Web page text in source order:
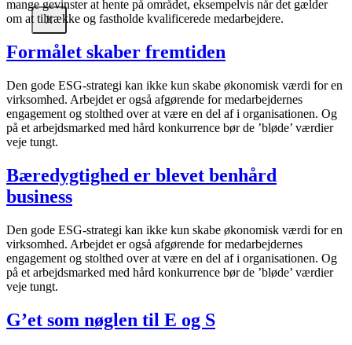
X
mange gevinster at hente på området, eksempelvis når det gælder
om at tiltrække og fastholde kvalificerede medarbejdere.
Formålet skaber fremtiden
Den gode ESG-strategi kan ikke kun skabe økonomisk værdi for en
virksomhed. Arbejdet er også afgørende for medarbejdernes
engagement og stolthed over at være en del af i organisationen. Og
på et arbejdsmarked med hård konkurrence bør de ’bløde’ værdier
veje tungt.
Bæredygtighed er blevet benhård
business
Den gode ESG-strategi kan ikke kun skabe økonomisk værdi for en
virksomhed. Arbejdet er også afgørende for medarbejdernes
engagement og stolthed over at være en del af i organisationen. Og
på et arbejdsmarked med hård konkurrence bør de ’bløde’ værdier
veje tungt.
G’et som nøglen til E og S